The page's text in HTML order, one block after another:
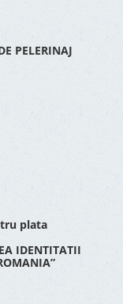
PELERINAJ
plata
IDENTITATII